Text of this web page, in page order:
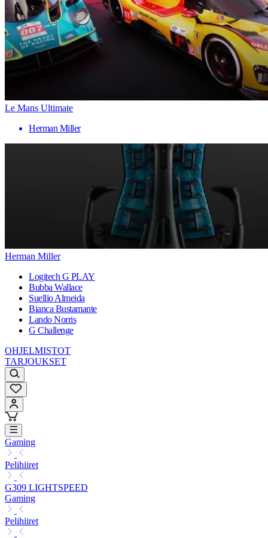
Le Mans Ultimate
Herman Miller
Herman Miller
Logitech G PLAY
Bubba Wallace
Suellio Almeida
Bianca Bustamante
Lando Norris
G Challenge
OHJELMISTOT
TARJOUKSET
Gaming
Pelihiiret
G309 LIGHTSPEED
Gaming
Pelihiiret